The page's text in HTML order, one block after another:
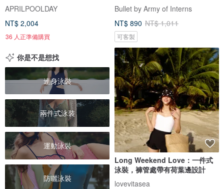
APRILPOOLDAY
NT$ 2,004
36 人正準備購買
Bullet by Army of Interns
NT$ 890 NT$ 1,011
可客製
你是不是想找
連身泳裝
兩件式泳裝
運動泳裝
防曬泳裝
Long Weekend Love：一件式
泳裝，褲管處帶有荷葉邊設計
lovevitasea